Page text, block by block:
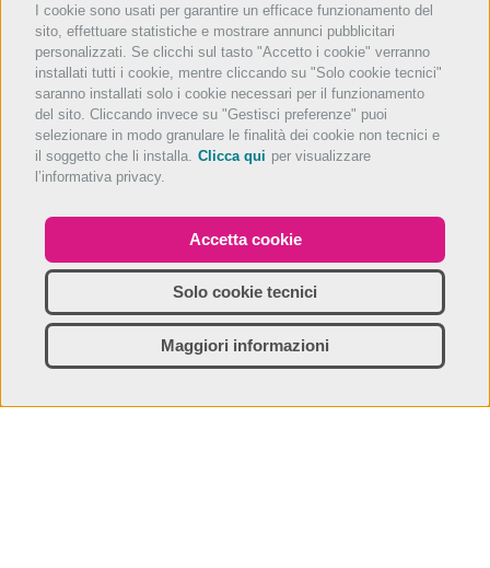
I cookie sono usati per garantire un efficace funzionamento del
sito, effettuare statistiche e mostrare annunci pubblicitari
personalizzati. Se clicchi sul tasto "Accetto i cookie" verranno
installati tutti i cookie, mentre cliccando su "Solo cookie tecnici"
saranno installati solo i cookie necessari per il funzionamento
del sito. Cliccando invece su "Gestisci preferenze" puoi
selezionare in modo granulare le finalità dei cookie non tecnici e
il soggetto che li installa. Clicca qui per visualizzare
l’informativa privacy.
Accetta cookie
Solo cookie tecnici
Maggiori informazioni